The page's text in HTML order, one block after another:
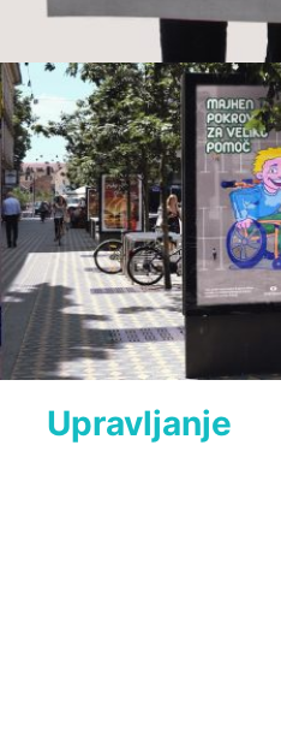
Upravljanje